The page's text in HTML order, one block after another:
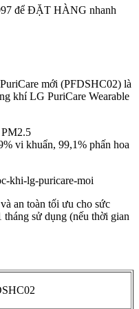
để ĐẶT HÀNG nhanh
mới (PFDSHC02) là
khí LG PuriCare Wearable
vi khuẩn, 99,1% phấn hoa
an toàn tối ưu cho sức
sử dụng (nếu thời gian